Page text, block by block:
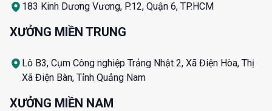
183 Kinh Dương Vương, P.12, Quận 6, TP.HCM
XƯỞNG MIỀN TRUNG
Lô B3, Cụm Công nghiệp Trảng Nhật 2, Xã Điện Hòa, Thị
Xã Điện Bàn, Tỉnh Quảng Nam
XƯỞNG MIỀN NAM